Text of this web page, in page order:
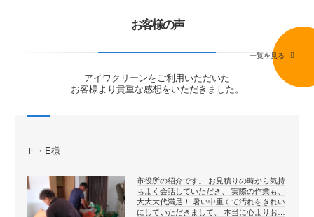
お客様の声
アイワクリーンをご利用いただいた
お客様より貴重な感想をいただきました。
一覧を見る
Ｆ・E様
市役所の紹介です。 お見積りの時から気持
ちよく会話していただき、 実際の作業も、
大大大代満足！ 暑い中重くて汚れをきれい
にしていただきまして、 本当に心よりお…